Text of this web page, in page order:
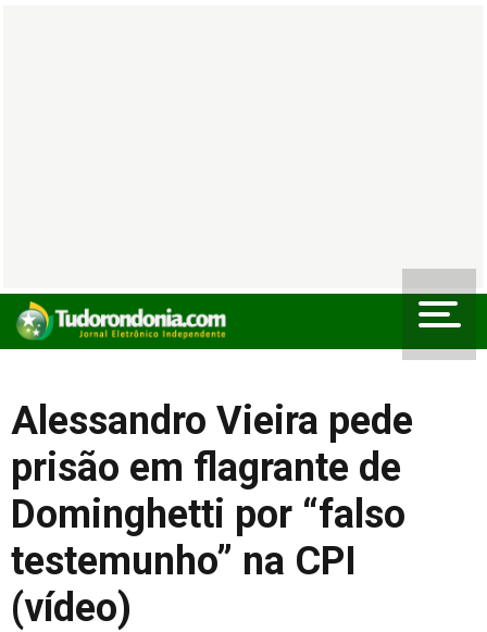
Alessandro Vieira pede
prisão em flagrante de
Dominghetti por “falso
testemunho” na CPI
(vídeo)